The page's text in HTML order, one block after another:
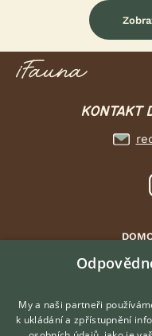
KONTAKT
My a naši partneři
k ukládání a zpřístupnění